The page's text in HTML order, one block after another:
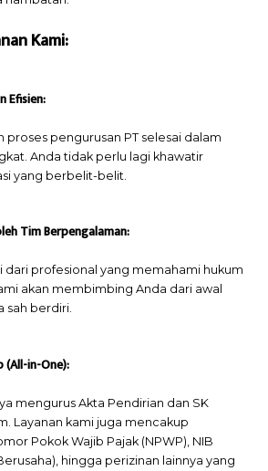
Kami:
Efisien:
proses pengurusan PT selesai dalam
Anda tidak perlu lagi khawatir
yang berbelit-belit.
Tim Berpengalaman:
dari profesional yang memahami hukum
akan membimbing Anda dari awal
sah berdiri.
(All-in-One):
mengurus Akta Pendirian dan SK
Layanan kami juga mencakup
Pokok Wajib Pajak (NPWP), NIB
hingga perizinan lainnya yang